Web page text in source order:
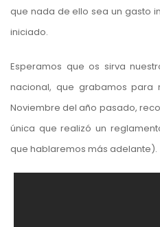
que nada de ello sea un gasto
iniciado.
Esperamos que os sirva
nacional, que grabamos para
Noviembre del año pasado,
única que realizó un
que hablaremos más adelante).